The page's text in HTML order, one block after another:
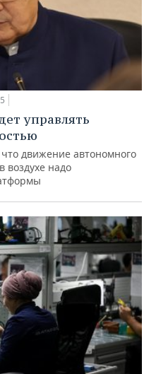
управлять
движение автономного
воздухе надо